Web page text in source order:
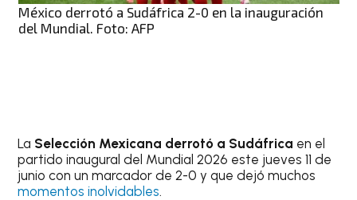
México derrotó a Sudáfrica 2-0 en la inauguración
del Mundial. Foto: AFP
La Selección Mexicana derrotó a Sudáfrica en el
partido inaugural del Mundial 2026 este jueves 11 de
junio con un marcador de 2-0 y que dejó muchos
momentos inolvidables.